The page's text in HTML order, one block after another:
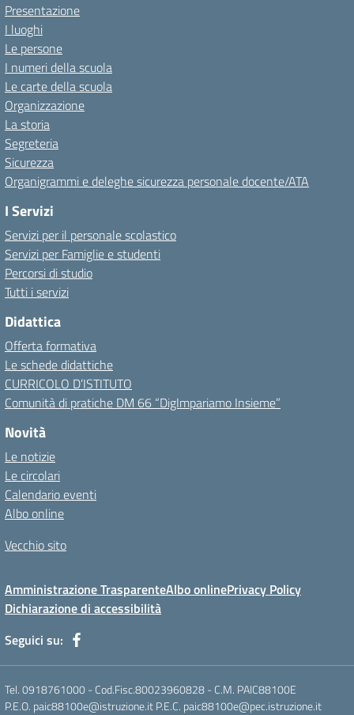
Presentazione
I luoghi
Le persone
I numeri della scuola
Le carte della scuola
Organizzazione
La storia
Segreteria
Sicurezza
Organigrammi e deleghe sicurezza personale docente/ATA
I Servizi
Servizi per il personale scolastico
Servizi per Famiglie e studenti
Percorsi di studio
Tutti i servizi
Didattica
Offerta formativa
Le schede didattiche
CURRICOLO D’ISTITUTO
Comunità di pratiche DM 66 “DigImpariamo Insieme”
Novità
Le notizie
Le circolari
Calendario eventi
Albo online
Vecchio sito
Amministrazione TrasparenteAlbo onlinePrivacy Policy
Dichiarazione di accessibilità
Seguici su:
Tel. 0918761000 - Cod.Fisc.80023960828 - C.M. PAIC88100E
P.E.O. paic88100e@istruzione.it P.E.C. paic88100e@pec.istruzione.it